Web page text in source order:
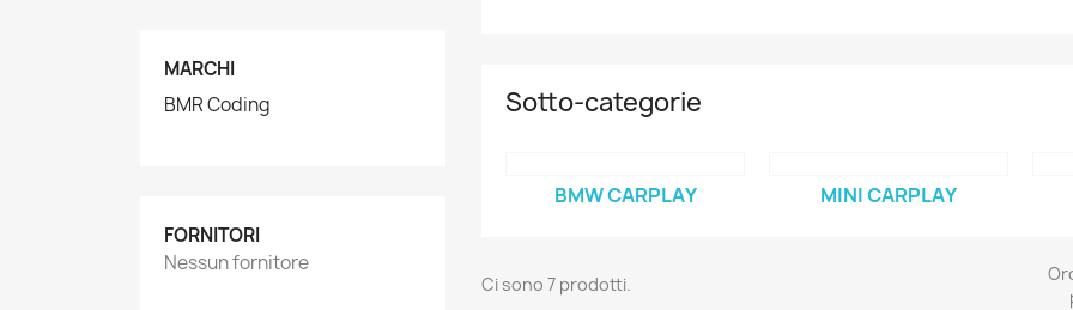
MARCHI
BMR Coding
FORNITORI
Nessun fornitore
Sotto-categorie
BMW CARPLAY MINI CARPLAY
Ci sono 7 prodotti.